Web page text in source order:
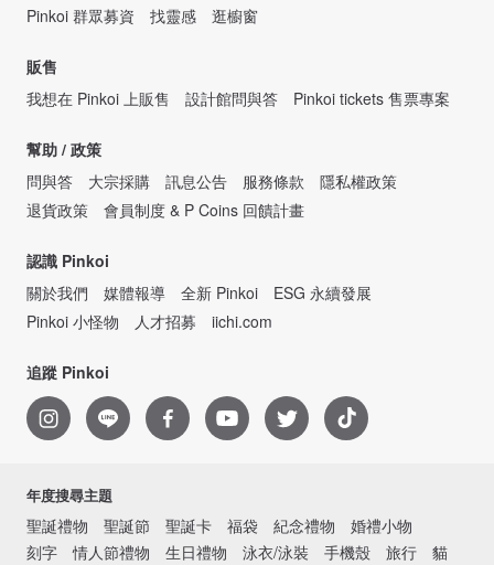
Pinkoi 群眾募資
找靈感 逛櫥窗
販售
我想在 Pinkoi 上販售
設計館問與答 Pinkoi tickets 售票專案
幫助 / 政策
問與答
大宗採購 訊息公告 服務條款
隱私權政策
退貨政策
會員制度 & P Coins 回饋計畫
認識 Pinkoi
關於我們
媒體報導 全新 Pinkoi
ESG 永續發展
Pinkoi 小怪物
人才招募 iichi.com
追蹤 Pinkoi
年度搜尋主題
聖誕禮物 聖誕節 聖誕卡 福袋 紀念禮物
婚禮小物
刻字
情人節禮物 生日禮物 泳衣/泳裝 手機殼 旅行 貓